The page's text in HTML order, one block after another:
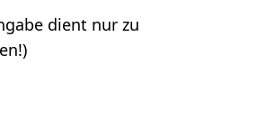
dient nur zu